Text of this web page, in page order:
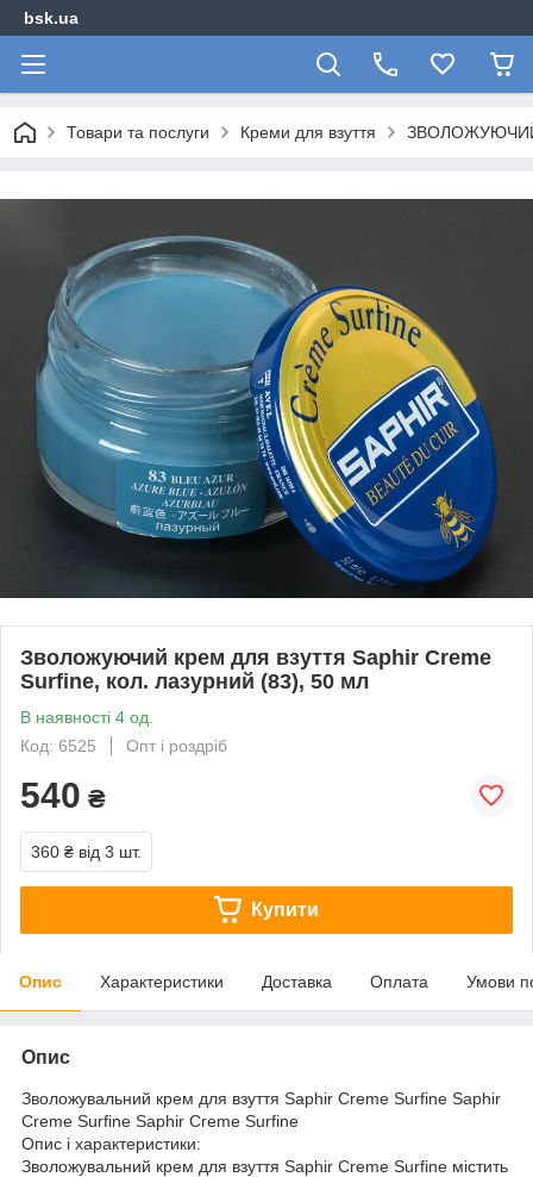
bsk.ua
Товари та послуги Креми для взуття ЗВОЛОЖУЮЧИЙ
Зволожуючий крем для взуття Saphir Creme
Surfine, кол. лазурний (83), 50 мл
В наявності 4 од.
Код: 6525
Опт і роздріб
540 ₴
360 ₴ від 3 шт.
Купити
Опис Характеристики Доставка Оплата Умови
Опис
Зволожувальний крем для взуття Saphir Creme Surfine Saphir
Creme Surfine Saphir Creme Surfine
Опис і характеристики:
Зволожувальний крем для взуття Saphir Creme Surfine містить